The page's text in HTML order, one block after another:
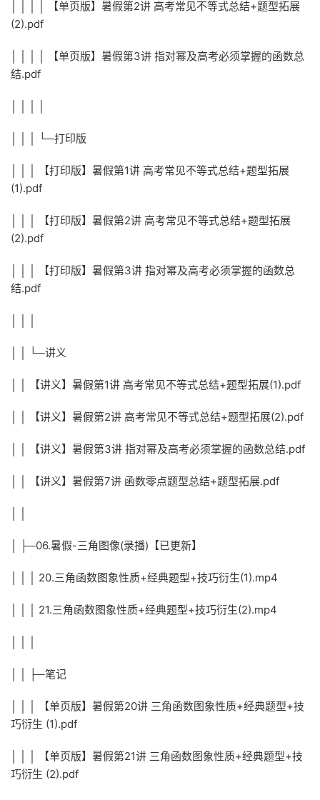
│ │ │ │ 【单页版】暑假第2讲 高考常见不等式总结+题型拓展
(2).pdf
│ │ │ │ 【单页版】暑假第3讲 指对幂及高考必须掌握的函数总
结.pdf
│ │ │ └─打印版
│ │ │ 【打印版】暑假第1讲 高考常见不等式总结+题型拓展
(1).pdf
│ │ │ 【打印版】暑假第2讲 高考常见不等式总结+题型拓展
(2).pdf
│ │ │ 【打印版】暑假第3讲 指对幂及高考必须掌握的函数总
结.pdf
│ │ └─讲义
│ │ 【讲义】暑假第1讲 高考常见不等式总结+题型拓展(1).pdf
│ │ 【讲义】暑假第2讲 高考常见不等式总结+题型拓展(2).pdf
│ │ 【讲义】暑假第3讲 指对幂及高考必须掌握的函数总结.pdf
│ │ 【讲义】暑假第7讲 函数零点题型总结+题型拓展.pdf
│ ├─06.暑假-三角图像(录播)【已更新】
│ │ │ 20.三角函数图象性质+经典题型+技巧衍生(1).mp4
│ │ │ 21.三角函数图象性质+经典题型+技巧衍生(2).mp4
│ │ ├─笔记
│ │ │ 【单页版】暑假第20讲 三角函数图象性质+经典题型+技
巧衍生 (1).pdf
│ │ │ 【单页版】暑假第21讲 三角函数图象性质+经典题型+技
巧衍生 (2).pdf